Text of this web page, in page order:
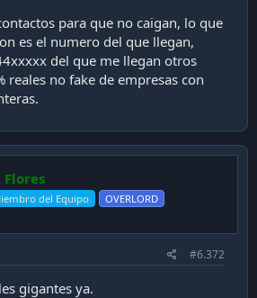
para que no caigan, lo que
es el numero del que llegan,
del que me llegan otros
reales no fake de empresas con
Flores
del Equipo OVERLORD
#6.372
gigantes ya.